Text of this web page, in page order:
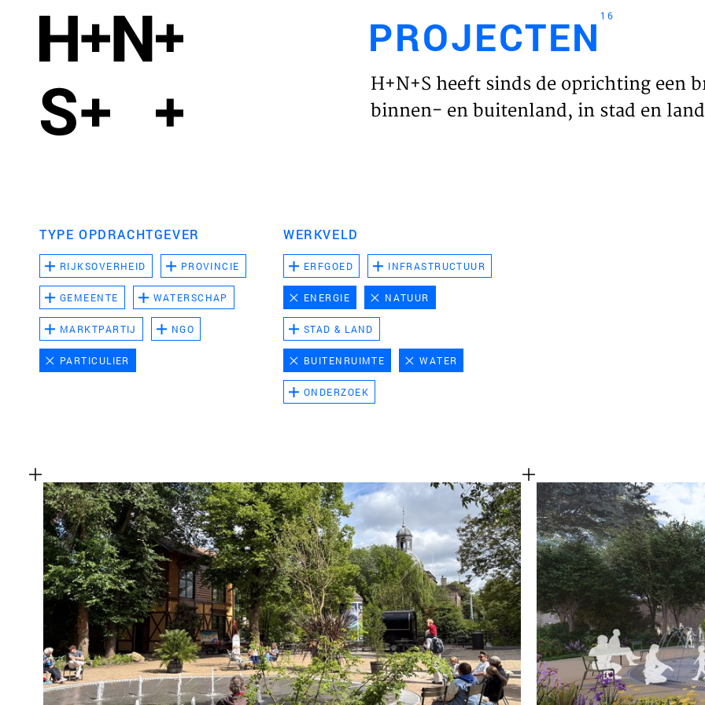
HOME
PROJECTEN 16
H+N+S heeft sinds de oprichting een
binnen- en buitenland, in stad en
TYPE OPDRACHTGEVER
RIJKSOVERHEID PROVINCIE
GEMEENTE WATERSCHAP
MARKTPARTIJ NGO
PARTICULIER
WERKVELD
ERFGOED INFRASTRUCTUUR
ENERGIE NATUUR
STAD & LAND
BUITENRUIMTE WATER
ONDERZOEK